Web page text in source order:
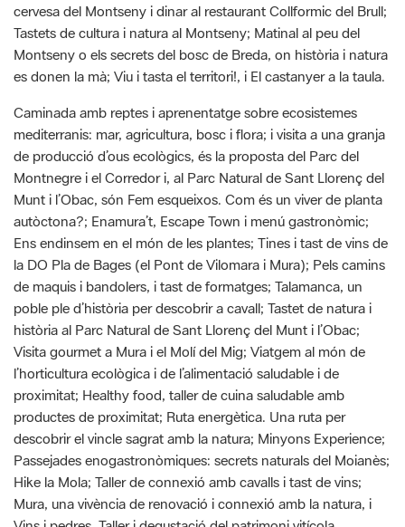
es donen la mà; Viu i tasta el territori!, i El castanyer a la taula.
Caminada amb reptes i aprenentatge sobre ecosistemes
mediterranis: mar, agricultura, bosc i flora; i visita a una granja
de producció d’ous ecològics, és la proposta del Parc del
Montnegre i el Corredor i, al Parc Natural de Sant Llorenç del
Munt i l’Obac, són Fem esqueixos. Com és un viver de planta
autòctona?; Enamura’t, Escape Town i menú gastronòmic;
Ens endinsem en el món de les plantes; Tines i tast de vins de
la DO Pla de Bages (el Pont de Vilomara i Mura); Pels camins
de maquis i bandolers, i tast de formatges; Talamanca, un
poble ple d’història per descobrir a cavall; Tastet de natura i
història al Parc Natural de Sant Llorenç del Munt i l’Obac;
Visita gourmet a Mura i el Molí del Mig; Viatgem al món de
l’horticultura ecològica i de l’alimentació saludable i de
proximitat; Healthy food, taller de cuina saludable amb
productes de proximitat; Ruta energètica. Una ruta per
descobrir el vincle sagrat amb la natura; Minyons Experience;
Passejades enogastronòmiques: secrets naturals del Moianès;
Hike la Mola; Taller de connexió amb cavalls i tast de vins;
Mura, una vivència de renovació i connexió amb la natura, i
Vins i pedres. Taller i degustació del patrimoni vitícola.
Per la seva banda, les experiències de l’àmbit del Parc del
Castell de Montesquiu són Descobrim els boscos del Parc del